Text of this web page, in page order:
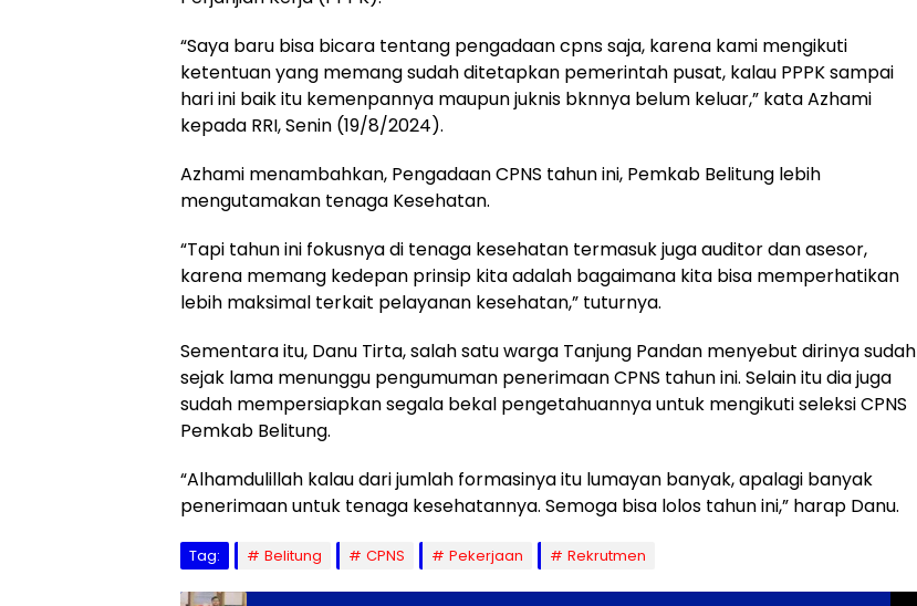
“Saya baru bisa bicara tentang pengadaan cpns saja, karena kami mengikuti
ketentuan yang memang sudah ditetapkan pemerintah pusat, kalau PPPK sampai
hari ini baik itu kemenpannya maupun juknis bknnya belum keluar,” kata Azhami
kepada RRI, Senin (19/8/2024).
Azhami menambahkan, Pengadaan CPNS tahun ini, Pemkab Belitung lebih
mengutamakan tenaga Kesehatan.
“Tapi tahun ini fokusnya di tenaga kesehatan termasuk juga auditor dan asesor,
karena memang kedepan prinsip kita adalah bagaimana kita bisa memperhatikan
lebih maksimal terkait pelayanan kesehatan,” tuturnya.
Sementara itu, Danu Tirta, salah satu warga Tanjung Pandan menyebut dirinya sudah
sejak lama menunggu pengumuman penerimaan CPNS tahun ini. Selain itu dia juga
sudah mempersiapkan segala bekal pengetahuannya untuk mengikuti seleksi CPNS
Pemkab Belitung.
“Alhamdulillah kalau dari jumlah formasinya itu lumayan banyak, apalagi banyak
penerimaan untuk tenaga kesehatannya. Semoga bisa lolos tahun ini,” harap Danu.
Tag: Belitung CPNS Pekerjaan Rekrutmen